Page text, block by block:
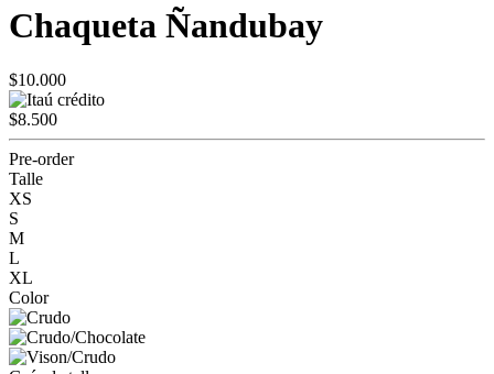
Chaqueta Ñandubay
$10.000
$8.500
Pre-order
Talle
XS
S
M
L
XL
Color